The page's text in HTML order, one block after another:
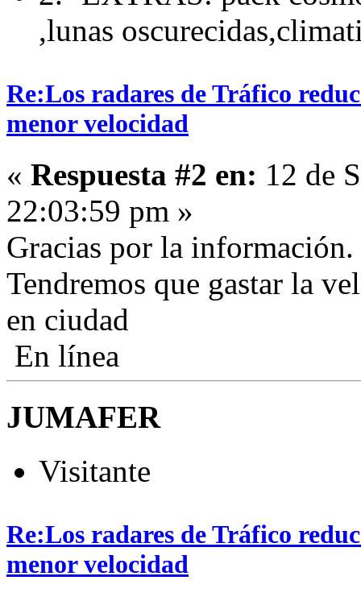
,lunas
Re:Los radares de Tráfico
menor velocidad
« Respuesta #2 en: 12 de
22:03:59 pm »
Gracias por la información.
Tendremos que gastar la
en ciudad
En línea
JUMAFER
Visitante
Re:Los radares de Tráfico
menor velocidad